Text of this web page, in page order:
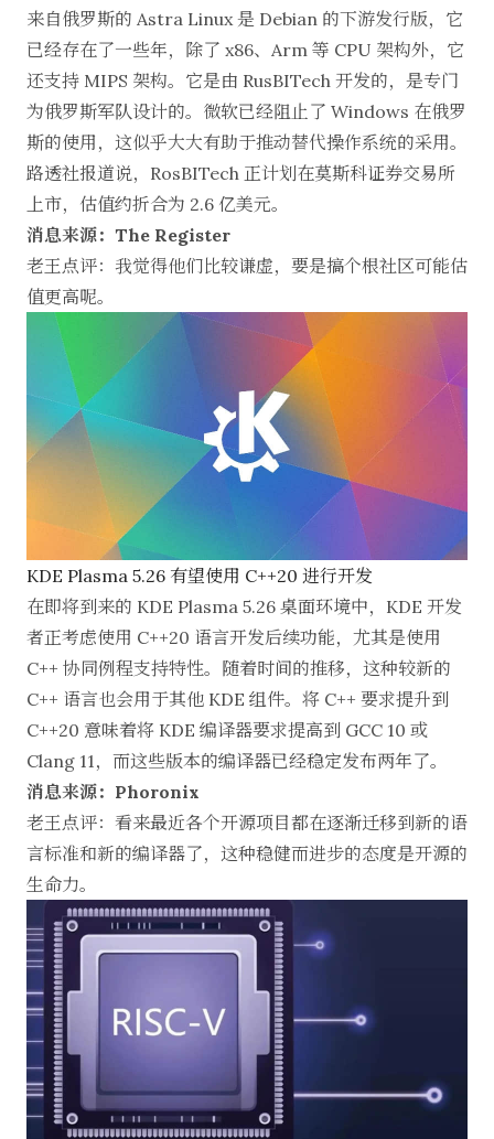
来自俄罗斯的 Astra Linux 是 Debian 的下游发行版，它
已经存在了一些年，除了 x86、Arm 等 CPU 架构外，它
还支持 MIPS 架构。它是由 RusBITech 开发的，是专门
为俄罗斯军队设计的。微软已经阻止了 Windows 在俄罗
斯的使用，这似乎大大有助于推动替代操作系统的采用。
路透社报道说，RosBITech 正计划在莫斯科证券交易所
上市，估值约折合为 2.6 亿美元。
消息来源：The Register
老王点评：我觉得他们比较谦虚，要是搞个根社区可能估
值更高呢。
KDE Plasma 5.26 有望使用 C++20 进行开发
在即将到来的 KDE Plasma 5.26 桌面环境中，KDE 开发
者正考虑使用 C++20 语言开发后续功能，尤其是使用
C++ 协同例程支持特性。随着时间的推移，这种较新的
C++ 语言也会用于其他 KDE 组件。将 C++ 要求提升到
C++20 意味着将 KDE 编译器要求提高到 GCC 10 或
Clang 11，而这些版本的编译器已经稳定发布两年了。
消息来源：Phoronix
老王点评：看来最近各个开源项目都在逐渐迁移到新的语
言标准和新的编译器了，这种稳健而进步的态度是开源的
生命力。